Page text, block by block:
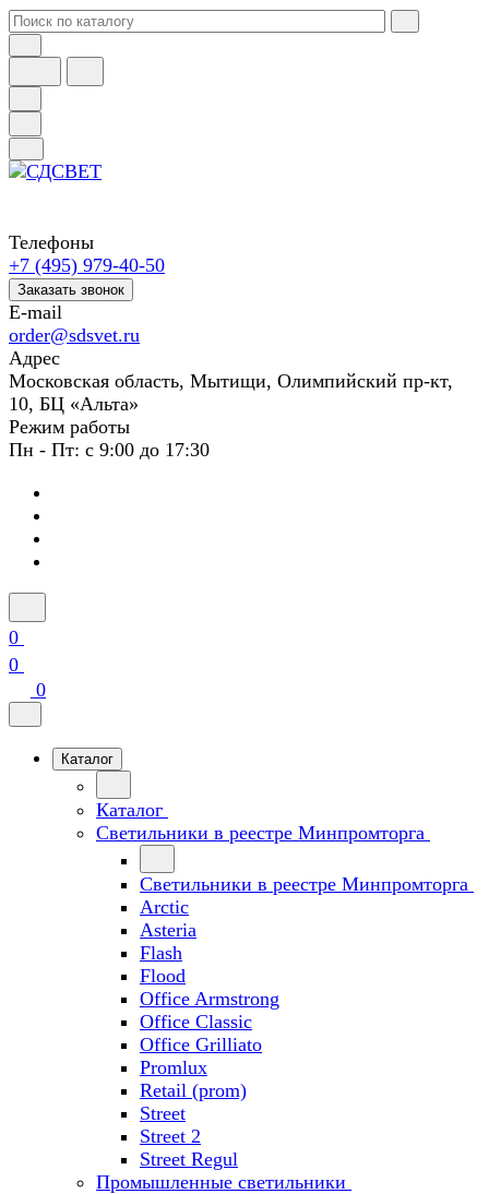
Телефоны
+7 (495) 979-40-50
Заказать звонок
E-mail
order@sdsvet.ru
Адрес
Московская область, Мытищи, Олимпийский пр-кт,
10, БЦ «Альта»
Режим работы
Пн - Пт: с 9:00 до 17:30
0
0
0
Каталог
Каталог
Светильники в реестре Минпромторга
Светильники в реестре Минпромторга
Arctic
Asteria
Flash
Flood
Office Armstrong
Office Classic
Office Grilliato
Promlux
Retail (prom)
Street
Street 2
Street Regul
Промышленные светильники